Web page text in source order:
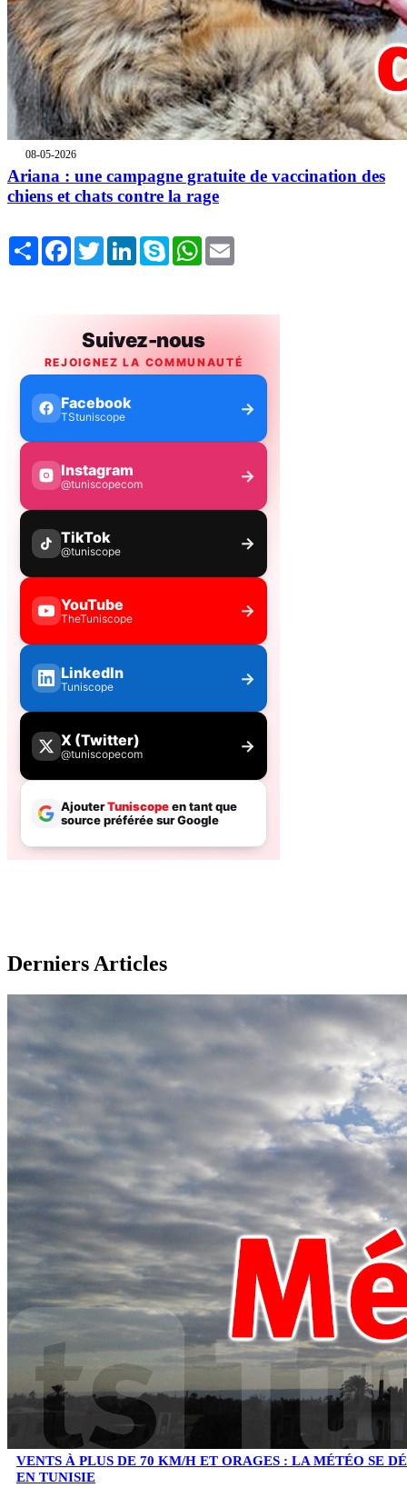
08-05-2026
Ariana : une campagne gratuite de vaccination des
chiens et chats contre la rage
Share FacebookTwitterLinkedInSkype WhatsApp
Derniers Articles
VENTS À PLUS DE 70 KM/H ET ORAGES : LA MÉTÉO SE
EN TUNISIE